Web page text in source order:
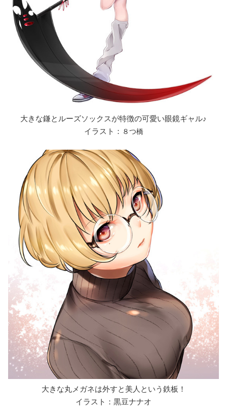
大きな鎌とルーズソックスが特徴の可愛い眼鏡ギャル♪
イラスト： ８つ橋
大きな丸メガネは外すと美人という鉄板！
イラスト：黒豆ナナオ